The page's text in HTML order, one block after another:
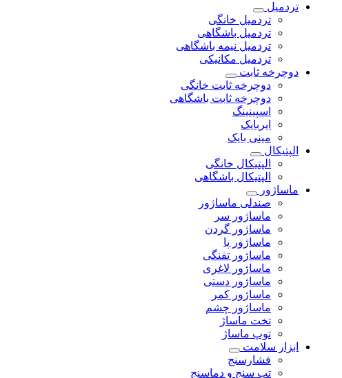
تردمیل
تردمیل خانگی
تردمیل باشگاهی
تردمیل نیمه باشگاهی
تردمیل مکانیکی
دوچرخه ثابت
دوچرخه ثابت خانگی
دوچرخه ثابت باشگاهی
اسپینینگ
ایربایک
مینی بایک
الپتیکال
الپتیکال خانگی
الپتیکال باشگاهی
ماساژور
صندلی ماساژور
ماساژور سر
ماساژور گردن
ماساژور پا
ماساژور تفنگی
ماساژور لاغری
ماساژور دستی
ماساژور کمر
ماساژور چشم
تخت ماساژ
توپ ماساژ
ابزار سلامت
فشارسنج
تب سنج و دماسنج